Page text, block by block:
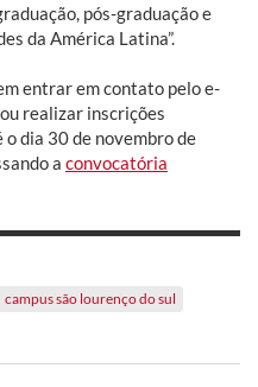
pós-graduação e
da América Latina”.
entrar em contato pelo e-
ou realizar inscrições
o dia 30 de novembro de
a convocatória
campus são lourenço do sul